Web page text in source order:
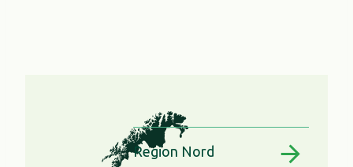
Region Nord